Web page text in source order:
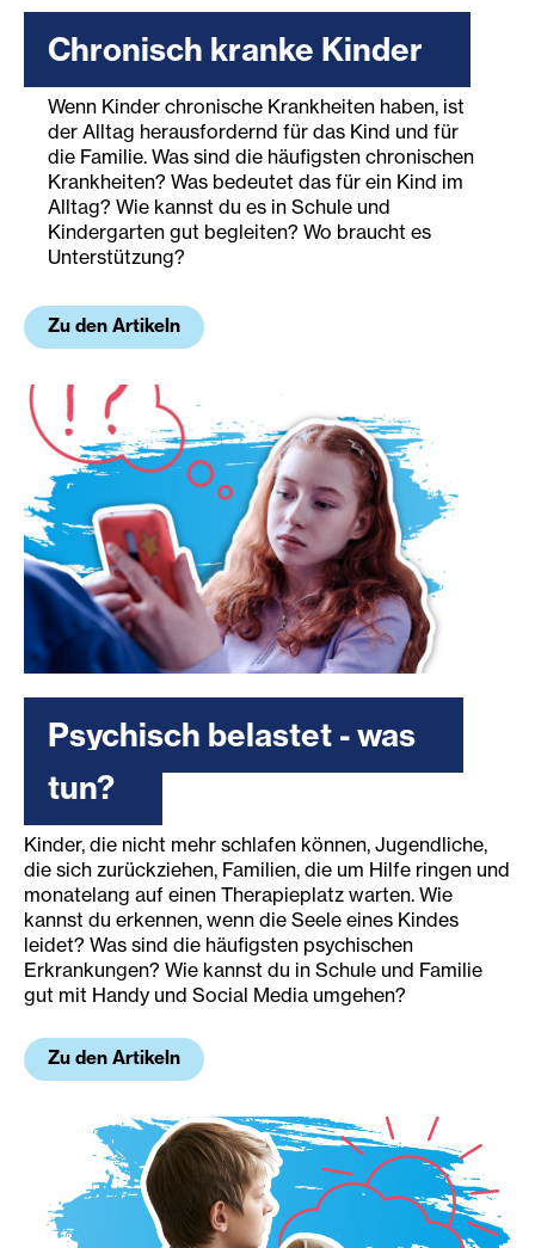
Chronisch kranke Kinder
Wenn Kinder chronische Krankheiten haben, ist
der Alltag herausfordernd für das Kind und für
die Familie. Was sind die häufigsten chronischen
Krankheiten? Was bedeutet das für ein Kind im
Alltag? Wie kannst du es in Schule und
Kindergarten gut begleiten? Wo braucht es
Unterstützung?
Zu den Artikeln
Psychisch belastet - was
tun?
Kinder, die nicht mehr schlafen können, Jugendliche,
die sich zurückziehen, Familien, die um Hilfe ringen und
monatelang auf einen Therapieplatz warten. Wie
kannst du erkennen, wenn die Seele eines Kindes
leidet? Was sind die häufigsten psychischen
Erkrankungen? Wie kannst du in Schule und Familie
gut mit Handy und Social Media umgehen?
Zu den Artikeln